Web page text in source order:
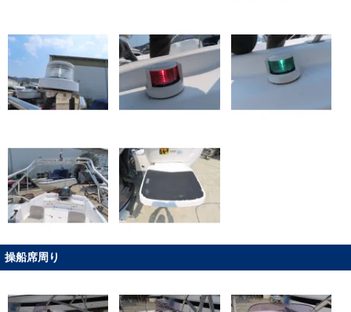
操船席周り